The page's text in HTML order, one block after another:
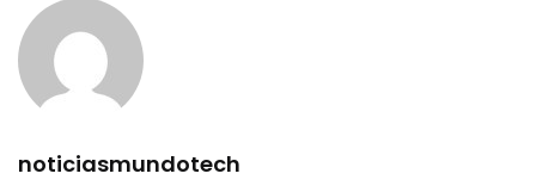
noticiasmundotech